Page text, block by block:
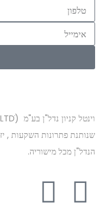
שנותנת פתרונות השקעות ,
הנדל"ן מכל מישוריה.